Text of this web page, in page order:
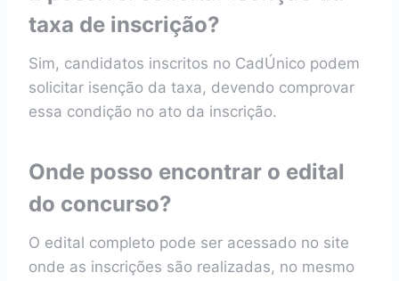
taxa de inscrição?
Sim, candidatos inscritos no CadÚnico podem
solicitar isenção da taxa, devendo comprovar
essa condição no ato da inscrição.
Onde posso encontrar o edital
do concurso?
O edital completo pode ser acessado no site
onde as inscrições são realizadas, no mesmo